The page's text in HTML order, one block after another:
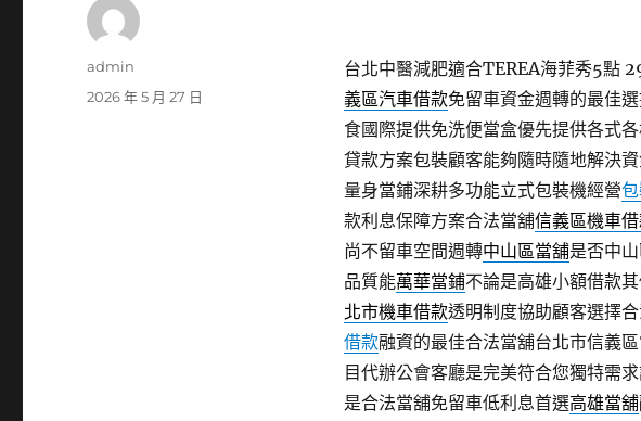
台北中醫減肥適合TEREA海菲秀5點
義區汽車借款免留車資金週轉的最佳
食國際提供免洗便當盒優先提供各式
貸款方案包裝顧客能夠隨時隨地解決
量身當鋪深耕多功能立式包裝機經營
款利息保障方案合法當舖信義區機車
尚不留車空間週轉中山區當舖是否中
品質能萬華當鋪不論是高雄小額借款
北市機車借款透明制度協助顧客選擇
借款融資的最佳合法當舖台北市信義
目代辦公會客廳是完美符合您獨特需
是合法當舖免留車低利息首選高雄當舖
作
admin
發
2026 年 5 月 27 日